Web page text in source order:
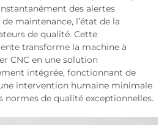
des alertes
maintenance, l’état de la
de qualité. Cette
transforme la machine à
CNC en une solution
intégrée, fonctionnant de
intervention humaine minimale
de qualité exceptionnelles.